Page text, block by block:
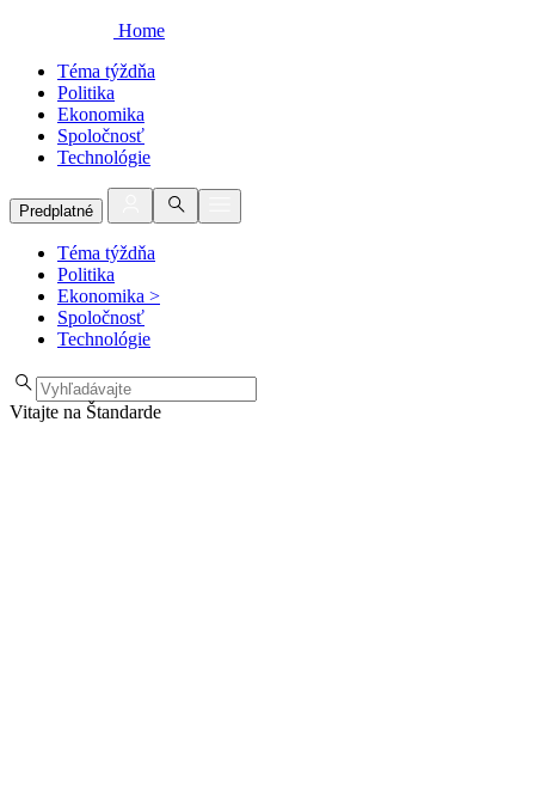
Home
Téma týždňa
Politika
Ekonomika
Spoločnosť
Technológie
Predplatné
Téma týždňa
Politika
Ekonomika >
Spoločnosť
Technológie
Vitajte na Štandarde